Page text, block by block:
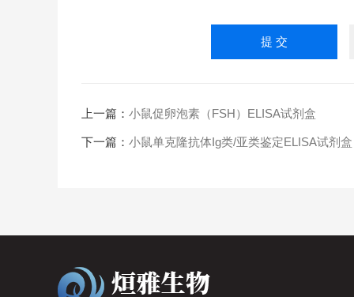
上一篇： 小鼠促卵泡素（FSH）ELISA试剂盒
下一篇： 小鼠单克隆抗体Ig类/亚类鉴定ELISA试剂盒